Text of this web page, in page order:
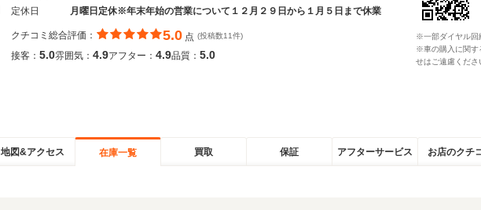
定休日
月曜日定休※年末年始の営業について１２月２９日から１月５日まで休業
クチコミ総合評価： 5.0 点 (投稿数11件)
接客： 5.0雰囲気： 4.9アフター： 4.9品質： 5.0
※一部ダイヤル回
※車の購入に関す
せはご遠慮くださ
地図&アクセス 在庫一覧 買取 保証 アフターサービス お店のクチ